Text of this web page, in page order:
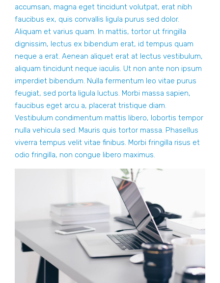
accumsan, magna eget tincidunt volutpat, erat nibh
faucibus ex, quis convallis ligula purus sed dolor.
Aliquam et varius quam. In mattis, tortor ut fringilla
dignissim, lectus ex bibendum erat, id tempus quam
neque a erat. Aenean aliquet erat at lectus vestibulum,
aliquam tincidunt neque iaculis. Ut non ante non ipsum
imperdiet bibendum. Nulla fermentum leo vitae purus
feugiat, sed porta ligula luctus. Morbi massa sapien,
faucibus eget arcu a, placerat tristique diam.
Vestibulum condimentum mattis libero, lobortis tempor
nulla vehicula sed. Mauris quis tortor massa. Phasellus
viverra tempus velit vitae finibus. Morbi fringilla risus et
odio fringilla, non congue libero maximus.